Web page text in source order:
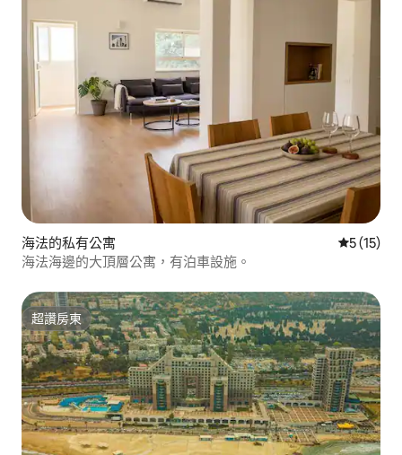
海法的私有公寓 從 15 則
5 (15)
海法海邊的大頂層公寓，有泊車設施。
超讚房東
超讚房東